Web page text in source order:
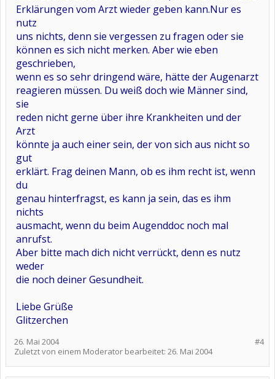
Erklärungen vom Arzt wieder geben kann.Nur es
nutz
uns nichts, denn sie vergessen zu fragen oder sie
können es sich nicht merken. Aber wie eben
geschrieben,
wenn es so sehr dringend wäre, hätte der Augenarzt
reagieren müssen. Du weiß doch wie Männer sind,
sie
reden nicht gerne über ihre Krankheiten und der
Arzt
könnte ja auch einer sein, der von sich aus nicht so
gut
erklärt. Frag deinen Mann, ob es ihm recht ist, wenn
du
genau hinterfragst, es kann ja sein, das es ihm
nichts
ausmacht, wenn du beim Augenddoc noch mal
anrufst.
Aber bitte mach dich nicht verrückt, denn es nutz
weder
die noch deiner Gesundheit.
Liebe Grüße
Glitzerchen
#4
26. Mai 2004
Zuletzt von einem Moderator bearbeitet: 26. Mai 2004